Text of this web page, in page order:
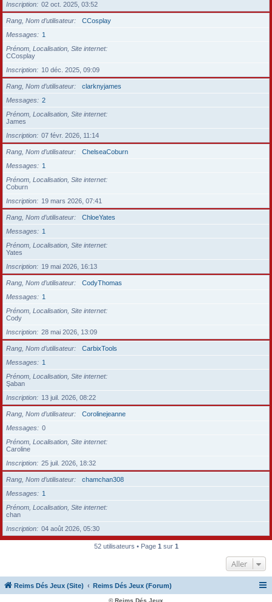
Inscription
02 oct. 2025, 03:52
Rang, Nom d’utilisateur
CCosplay
Messages
1
Prénom, Localisation, Site internet
CCosplay
Inscription
10 déc. 2025, 09:09
Rang, Nom d’utilisateur
clarknyjames
Messages
2
Prénom, Localisation, Site internet
James
Inscription
07 févr. 2026, 11:14
Rang, Nom d’utilisateur
ChelseaCoburn
Messages
1
Prénom, Localisation, Site internet
Coburn
Inscription
19 mars 2026, 07:41
Rang, Nom d’utilisateur
ChloeYates
Messages
1
Prénom, Localisation, Site internet
Yates
Inscription
19 mai 2026, 16:13
Rang, Nom d’utilisateur
CodyThomas
Messages
1
Prénom, Localisation, Site internet
Cody
Inscription
28 mai 2026, 13:09
Rang, Nom d’utilisateur
CarbixTools
Messages
1
Prénom, Localisation, Site internet
Şaban
Inscription
13 juil. 2026, 08:22
Rang, Nom d’utilisateur
Corolinejeanne
Messages
0
Prénom, Localisation, Site internet
Caroline
Inscription
25 juil. 2026, 18:32
Rang, Nom d’utilisateur
chamchan308
Messages
1
Prénom, Localisation, Site internet
chan
Inscription
04 août 2026, 05:30
52 utilisateurs • Page 1 sur 1
Aller
Reims Dés Jeux (Site) Reims Dés Jeux (Forum)
© Reims Dés Jeux